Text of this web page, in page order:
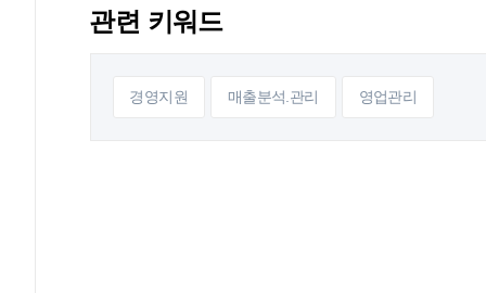
관련 키워드
경영지원 매출분석.관리 영업관리